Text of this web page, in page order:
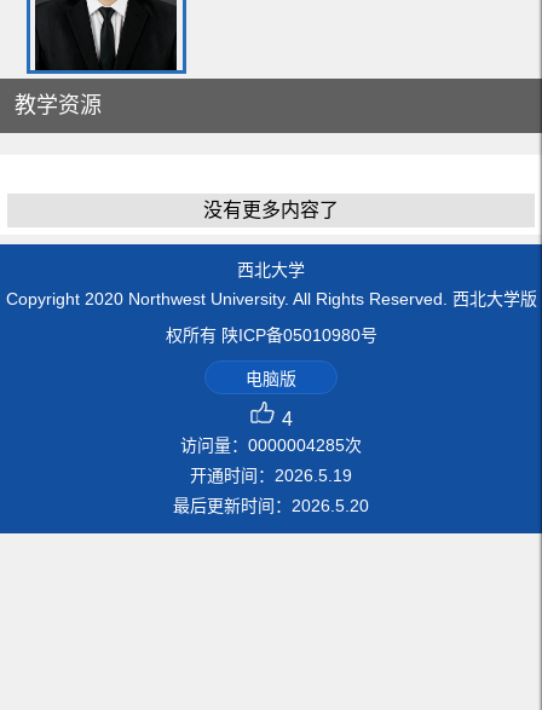
教学资源
没有更多内容了
西北大学
Copyright 2020 Northwest University. All Rights Reserved. 西北大学版
权所有 陕ICP备05010980号
电脑版
4
访问量： 0000004285次
开通时间： 2026 5 19
最后更新时间： 2026 5 20